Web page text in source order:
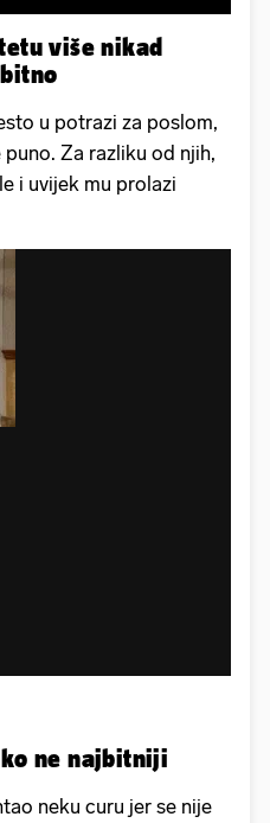
više nikad
u potrazi za poslom,
Za razliku od njih,
i uvijek mu prolazi
ne najbitniji
neku curu jer se nije